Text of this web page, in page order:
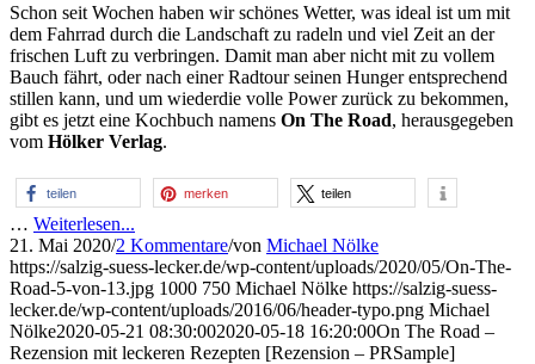
Schon seit Wochen haben wir schönes Wetter, was ideal ist um mit
dem Fahrrad durch die Landschaft zu radeln und viel Zeit an der
frischen Luft zu verbringen. Damit man aber nicht mit zu vollem
Bauch fährt, oder nach einer Radtour seinen Hunger entsprechend
stillen kann, und um wiederdie volle Power zurück zu bekommen,
gibt es jetzt eine Kochbuch namens On The Road, herausgegeben
vom Hölker Verlag.
teilen merken teilen
… Weiterlesen...
21. Mai 2020/2 Kommentare/von Michael Nölke
https://salzig-suess-lecker.de/wp-content/uploads/2020/05/On-The-
Road-5-von-13.jpg 1000 750 Michael Nölke https://salzig-suess-
lecker.de/wp-content/uploads/2016/06/header-typo.png Michael
Nölke2020-05-21 08:30:002020-05-18 16:20:00On The Road –
Rezension mit leckeren Rezepten [Rezension – PRSample]